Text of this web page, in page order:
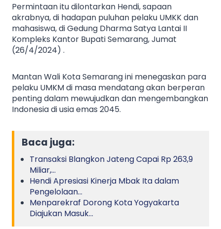
Permintaan itu dilontarkan Hendi, sapaan
akrabnya, di hadapan puluhan pelaku UMKK dan
mahasiswa, di Gedung Dharma Satya Lantai II
Kompleks Kantor Bupati Semarang, Jumat
(26/4/2024) .
Mantan Wali Kota Semarang ini menegaskan para
pelaku UMKM di masa mendatang akan berperan
penting dalam mewujudkan dan mengembangkan
Indonesia di usia emas 2045.
Baca juga:
Transaksi Blangkon Jateng Capai Rp 263,9
Miliar,…
Hendi Apresiasi Kinerja Mbak Ita dalam
Pengelolaan…
Menparekraf Dorong Kota Yogyakarta
Diajukan Masuk…